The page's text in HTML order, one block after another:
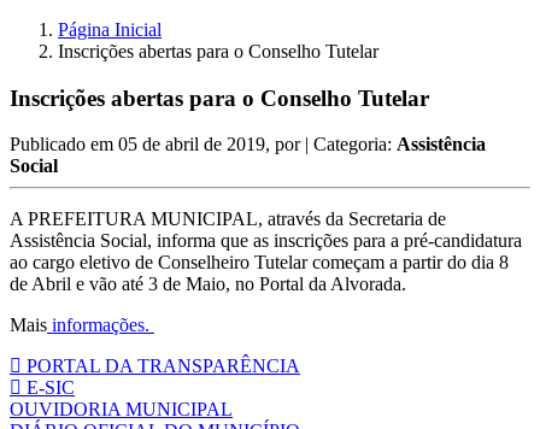
Página Inicial
Inscrições abertas para o Conselho Tutelar
Inscrições abertas para o Conselho Tutelar
Publicado em 05 de abril de 2019, por | Categoria: Assistência
Social
A PREFEITURA MUNICIPAL, através da Secretaria de
Assistência Social, informa que as inscrições para a pré-candidatura
ao cargo eletivo de Conselheiro Tutelar começam a partir do dia 8
de Abril e vão até 3 de Maio, no Portal da Alvorada.
Mais informações.
PORTAL DA TRANSPARÊNCIA
E-SIC
OUVIDORIA MUNICIPAL